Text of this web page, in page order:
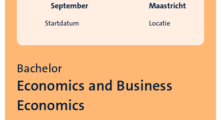
Startdatum
September
Locatie
Maastricht
Bachelor
Economics and Business
Economics